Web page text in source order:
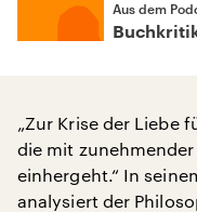
Aus dem
„Zur Krise der Liebe
die mit
einhergeht.“ In
analysiert der